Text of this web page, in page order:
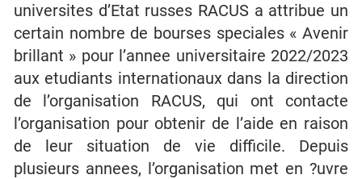
universites d’Etat russes RACUS a attribue un
certain nombre de bourses speciales « Avenir
brillant » pour l’annee universitaire 2022/2023
aux etudiants internationaux dans la direction
de l’organisation RACUS, qui ont contacte
l’organisation pour obtenir de l’aide en raison
de leur situation de vie difficile. Depuis
plusieurs annees, l’organisation met en ?uvre